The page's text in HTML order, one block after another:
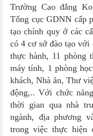
Trường Cao đẳng
Tổng cục GDNN cấp
tạo chính quy ở các
có 4 cơ sở đào tạo với
thực hành, 11 phòng
máy tính, 1 phòng
khách, Nhà ăn, Thư
động,.. Với chức
thời gian qua nhà
ngành, địa phương
trong việc thực hiện